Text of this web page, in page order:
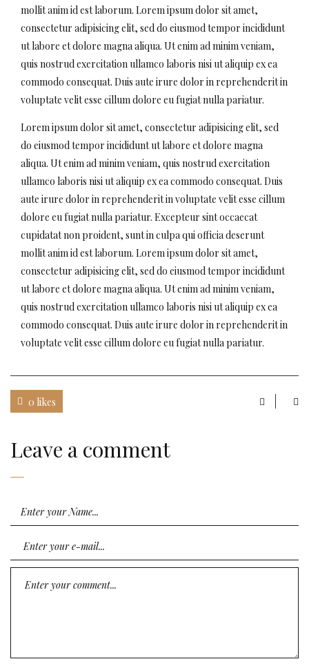
mollit anim id est laborum. Lorem ipsum dolor sit amet,
consectetur adipisicing elit, sed do eiusmod tempor incididunt
ut labore et dolore magna aliqua. Ut enim ad minim veniam,
quis nostrud exercitation ullamco laboris nisi ut aliquip ex ea
commodo consequat. Duis aute irure dolor in reprehenderit in
voluptate velit esse cillum dolore eu fugiat nulla pariatur.
Lorem ipsum dolor sit amet, consectetur adipisicing elit, sed
do eiusmod tempor incididunt ut labore et dolore magna
aliqua. Ut enim ad minim veniam, quis nostrud exercitation
ullamco laboris nisi ut aliquip ex ea commodo consequat. Duis
aute irure dolor in reprehenderit in voluptate velit esse cillum
dolore eu fugiat nulla pariatur. Excepteur sint occaecat
cupidatat non proident, sunt in culpa qui officia deserunt
mollit anim id est laborum. Lorem ipsum dolor sit amet,
consectetur adipisicing elit, sed do eiusmod tempor incididunt
ut labore et dolore magna aliqua. Ut enim ad minim veniam,
quis nostrud exercitation ullamco laboris nisi ut aliquip ex ea
commodo consequat. Duis aute irure dolor in reprehenderit in
voluptate velit esse cillum dolore eu fugiat nulla pariatur.
0 likes
Leave a comment